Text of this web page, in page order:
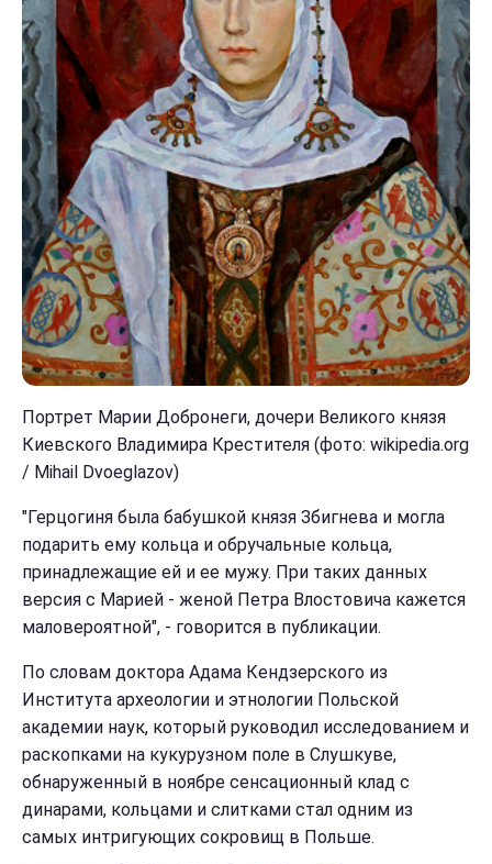
Портрет Марии Добронеги, дочери Великого князя
Киевского Владимира Крестителя (фото: wikipedia.org
/ Mihail Dvoeglazov)
"Герцогиня была бабушкой князя Збигнева и могла
подарить ему кольца и обручальные кольца,
принадлежащие ей и ее мужу. При таких данных
версия с Марией - женой Петра Влостовича кажется
маловероятной", - говорится в публикации.
По словам доктора Адама Кендзерского из
Института археологии и этнологии Польской
академии наук, который руководил исследованием и
раскопками на кукурузном поле в Слушкуве,
обнаруженный в ноябре сенсационный клад с
динарами, кольцами и слитками стал одним из
самых интригующих сокровищ в Польше.